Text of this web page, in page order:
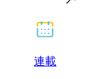
連載